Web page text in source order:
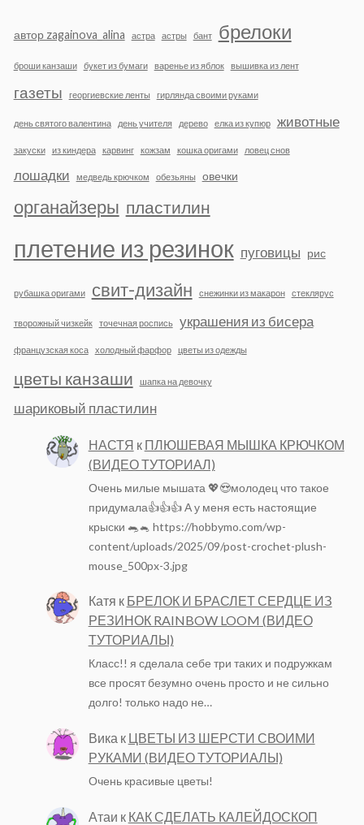
автор zagainova_alina астра астры бант брелоки
броши канзаши букет из бумаги варенье из яблок вышивка из лент
газеты георгиевские ленты гирлянда своими руками
день святого валентина день учителя дерево елка из купюр животные
закуски из киндера карвинг кожзам кошка оригами ловец снов
лошадки медведь крючком обезьяны овечки
органайзеры пластилин
плетение из резинок пуговицы рис
рубашка оригами свит-дизайн снежинки из макарон стеклярус
творожный чизкейк точечная роспись украшения из бисера
французская коса холодный фарфор цветы из одежды
цветы канзаши шапка на девочку
шариковый пластилин
НАСТЯ к ПЛЮШЕВАЯ МЫШКА КРЮЧКОМ
(ВИДЕО ТУТОРИАЛ)
Очень милые мышата 💖😍молодец что такое
придумала👍👍👍 А у меня есть настоящие
крыски 🐀🐁 https://hobbymo.com/wp-
content/uploads/2025/09/post-crochet-plush-
mouse_500px-3.jpg
Катя к БРЕЛОК И БРАСЛЕТ СЕРДЦЕ ИЗ
РЕЗИНОК RAINBOW LOOM (ВИДЕО
ТУТОРИАЛЫ)
Класс!! я сделала себе три таких и подружкам
все просят безумно очень просто и не сильно
долго! только надо не…
Вика к ЦВЕТЫ ИЗ ШЕРСТИ СВОИМИ
РУКАМИ (ВИДЕО ТУТОРИАЛЫ)
Очень красивые цветы!
Атаи к КАК СДЕЛАТЬ КАЛЕЙДОСКОП